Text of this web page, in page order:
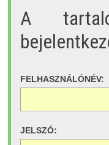
A
FELHASZNÁLÓNÉV:
JELSZÓ: